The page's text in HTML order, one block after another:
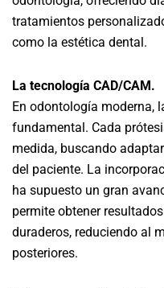
tratamientos
como la estética dental.
La tecnología CAD/CAM.
En odontología moderna,
fundamental. Cada
medida, buscando
del paciente. La
ha supuesto un gran
permite obtener
duraderos, reduciendo al
posteriores.